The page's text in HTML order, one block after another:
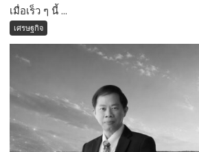
เมื่อเร็ว ๆ นี้ ...
เศรษฐกิจ